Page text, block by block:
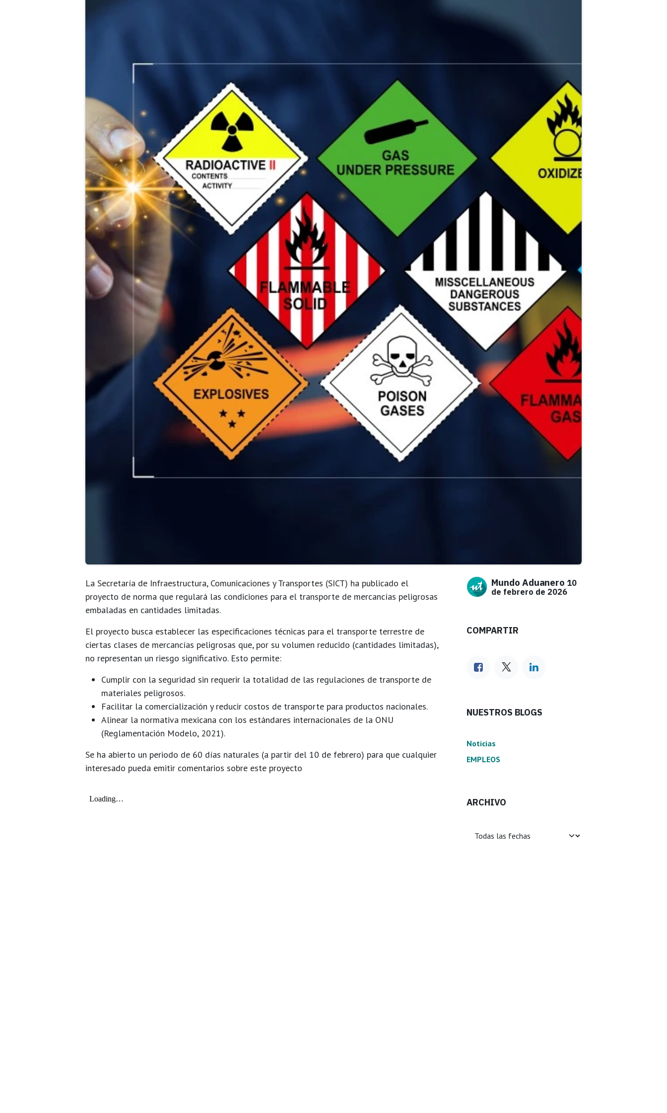
La Secretaría de Infraestructura, Comunicaciones y Transportes (SICT) ha publicado el
proyecto de norma que regulará las condiciones para el transporte de mercancías peligrosas
embaladas en cantidades limitadas.
El proyecto busca establecer las especificaciones técnicas para el transporte terrestre de
ciertas clases de mercancías peligrosas que, por su volumen reducido (cantidades limitadas),
no representan un riesgo significativo. Esto permite:
Cumplir con la seguridad sin requerir la totalidad de las regulaciones de transporte de
materiales peligrosos.
Facilitar la comercialización y reducir costos de transporte para productos nacionales.
Alinear la normativa mexicana con los estándares internacionales de la ONU
(Reglamentación Modelo, 2021).
Se ha abierto un periodo de 60 días naturales (a partir del 10 de febrero) para que cualquier
interesado pueda emitir comentarios sobre este proyecto
Mundo Aduanero 10
de febrero de 2026
COMPARTIR
NUESTROS BLOGS
Noticias
EMPLEOS
ARCHIVO